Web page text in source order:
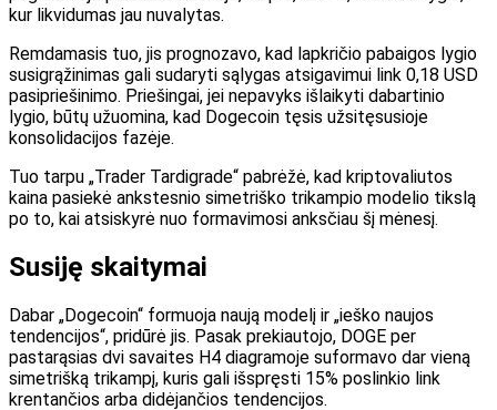
kur likvidumas jau nuvalytas.
Remdamasis tuo, jis prognozavo, kad lapkričio pabaigos lygio
susigrąžinimas gali sudaryti sąlygas atsigavimui link 0,18 USD
pasipriešinimo. Priešingai, jei nepavyks išlaikyti dabartinio
lygio, būtų užuomina, kad Dogecoin tęsis užsitęsusioje
konsolidacijos fazėje.
Tuo tarpu „Trader Tardigrade“ pabrėžė, kad kriptovaliutos
kaina pasiekė ankstesnio simetriško trikampio modelio tikslą
po to, kai atsiskyrė nuo formavimosi anksčiau šį mėnesį.
Susiję skaitymai
Dabar „Dogecoin“ formuoja naują modelį ir „ieško naujos
tendencijos“, pridūrė jis. Pasak prekiautojo, DOGE per
pastarąsias dvi savaites H4 diagramoje suformavo dar vieną
simetrišką trikampį, kuris gali išspręsti 15% poslinkio link
krentančios arba didėjančios tendencijos.